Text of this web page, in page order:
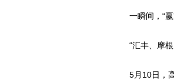
一瞬间，“赢
“汇丰、摩根
5月10日，高